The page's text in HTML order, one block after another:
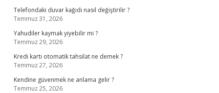
Telefondaki duvar kağıdı nasıl değiştirilir ?
Temmuz 31, 2026
Yahudiler kaymak yiyebilir mi ?
Temmuz 29, 2026
Kredi kartı otomatik tahsilat ne demek ?
Temmuz 27, 2026
Kendine güvenmek ne anlama gelir ?
Temmuz 25, 2026